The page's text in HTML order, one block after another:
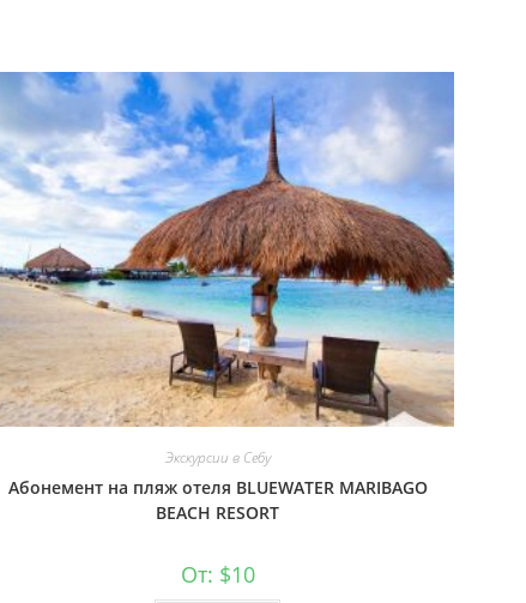
Экскурсии в Себу
Абонемент на пляж отеля BLUEWATER MARIBAGO
BEACH RESORT
От: $10